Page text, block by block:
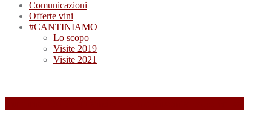
Comunicazioni
Offerte vini
#CANTINIAMO
Lo scopo
Visite 2019
Visite 2021